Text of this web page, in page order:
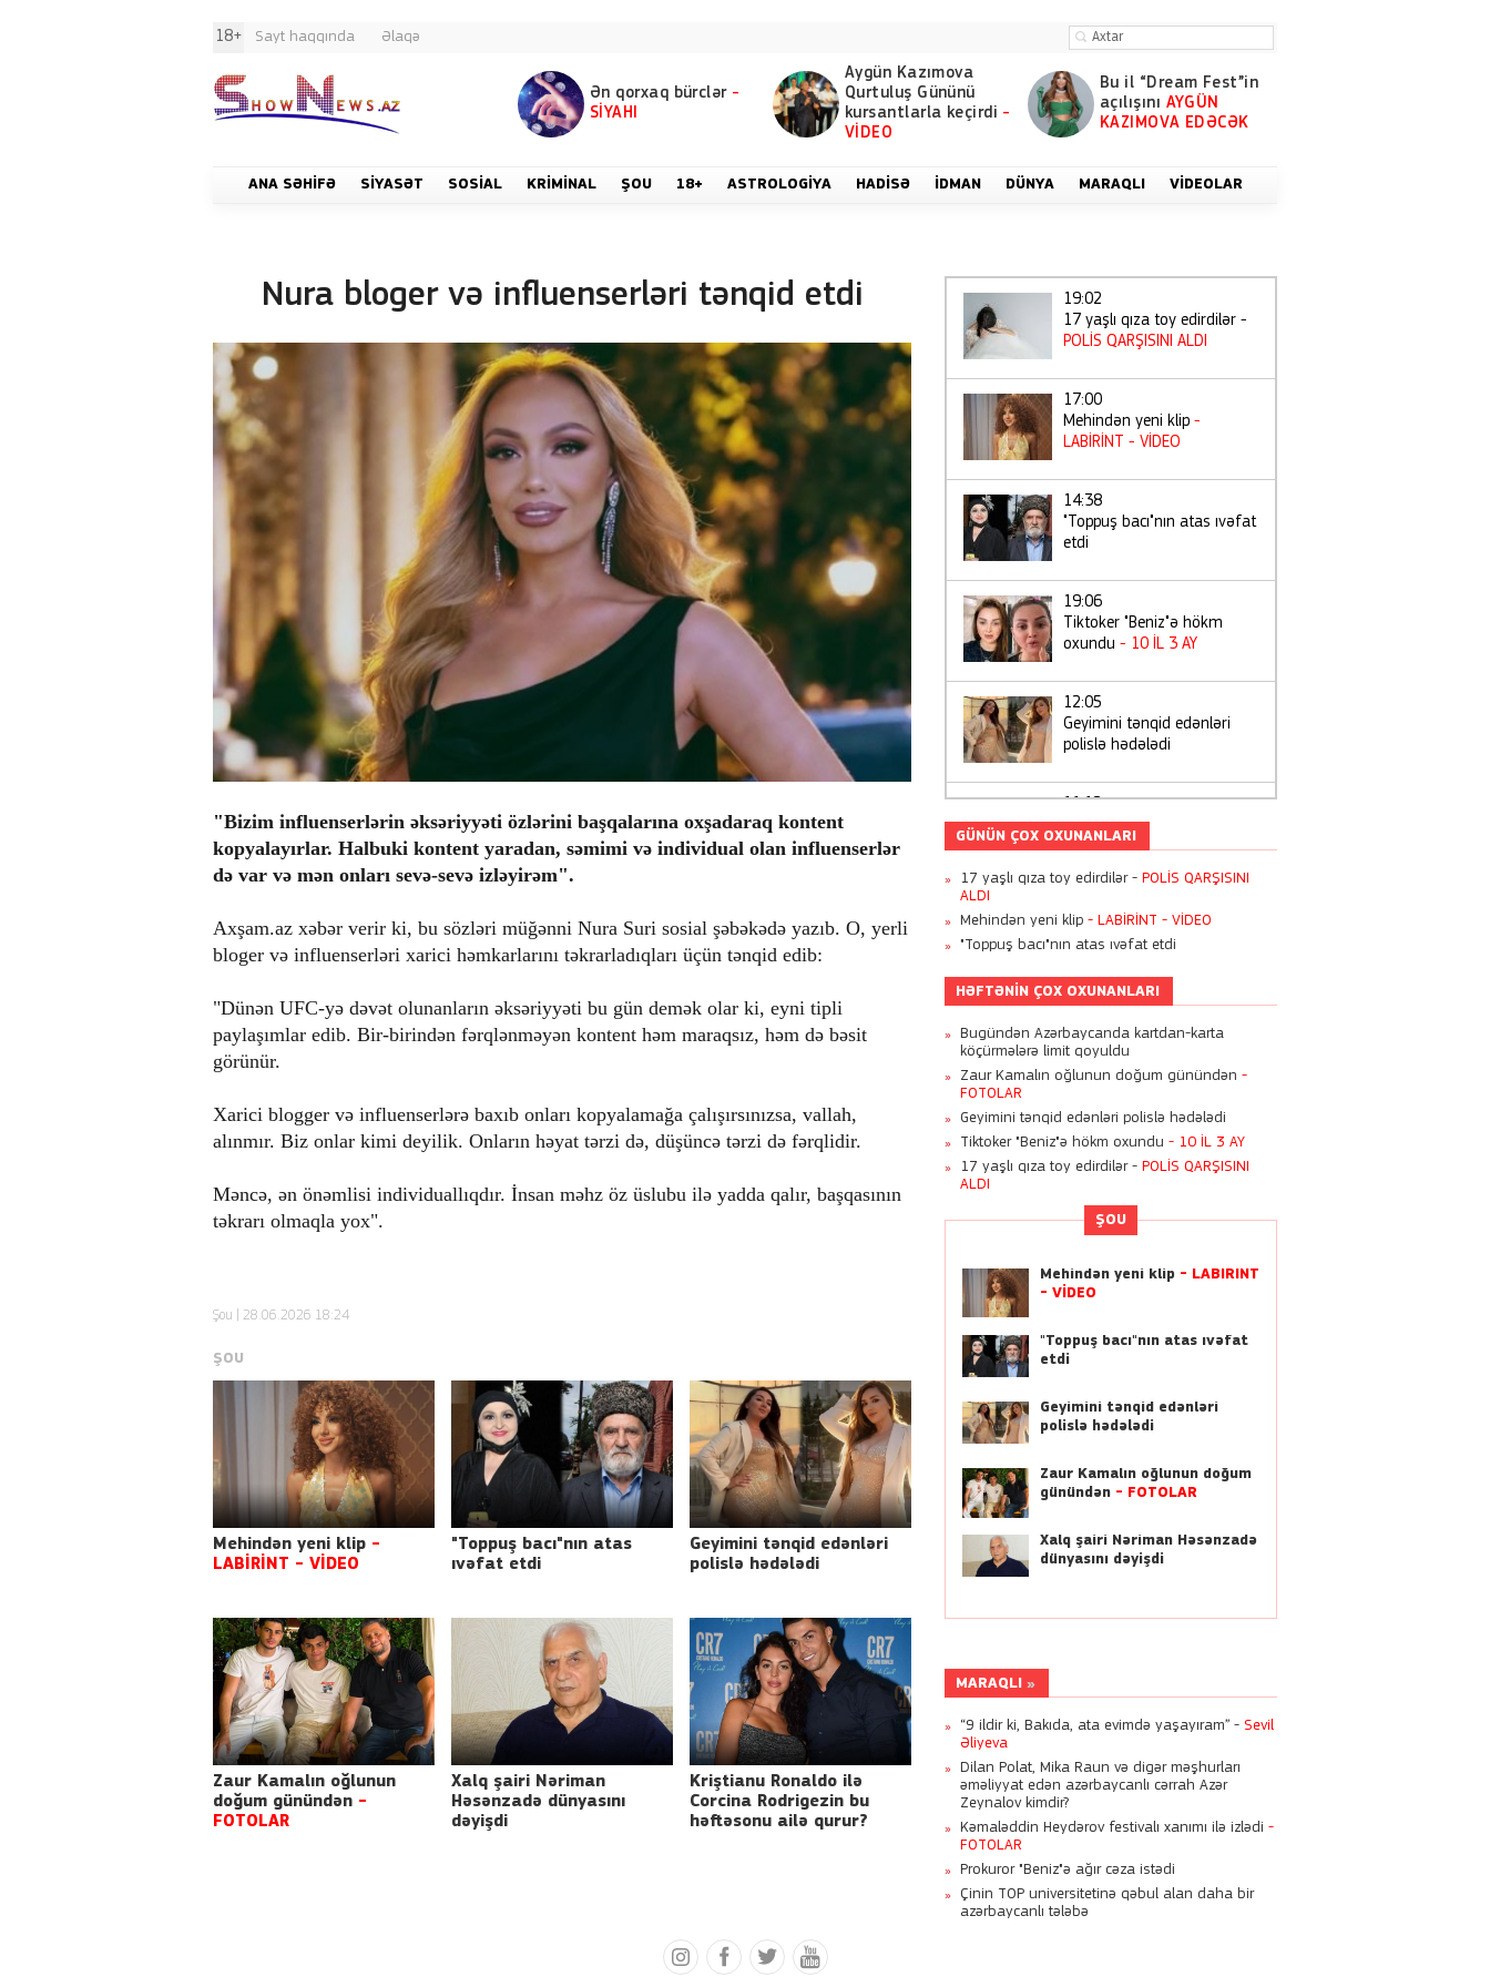
18+ Sayt haqqında Əlaqə
Ən qorxaq bürclər -
SİYAHI
Aygün Kazımova
Qurtuluş Gününü
kursantlarla keçirdi -
VİDEO
Bu il “Dream Fest”in
açılışını AYGÜN
KAZIMOVA EDƏCƏK
ANA SƏHIFƏ SIYASƏT SOSIAL KRIMINAL ŞOU 18+ ASTROLOGIYA HADISƏ İDMAN DÜNYA MARAQLI VIDEOLAR
Nura bloger və influenserləri tənqid etdi
"Bizim influenserlərin əksəriyyəti özlərini başqalarına oxşadaraq kontent
kopyalayırlar. Halbuki kontent yaradan, səmimi və individual olan influenserlər
də var və mən onları sevə-sevə izləyirəm".
Axşam.az xəbər verir ki, bu sözləri müğənni Nura Suri sosial şəbəkədə yazıb. O, yerli
bloger və influenserləri xarici həmkarlarını təkrarladıqları üçün tənqid edib:
"Dünən UFC-yə dəvət olunanların əksəriyyəti bu gün demək olar ki, eyni tipli
paylaşımlar edib. Bir-birindən fərqlənməyən kontent həm maraqsız, həm də bəsit
görünür.
Xarici blogger və influenserlərə baxıb onları kopyalamağa çalışırsınızsa, vallah,
alınmır. Biz onlar kimi deyilik. Onların həyat tərzi də, düşüncə tərzi də fərqlidir.
Məncə, ən önəmlisi individuallıqdır. İnsan məhz öz üslubu ilə yadda qalır, başqasının
təkrarı olmaqla yox".
Şou | 28.06.2026 18:24
ŞOU
Mehindən yeni klip -
LABİRİNT - VİDEO
"Toppuş bacı"nın atas
ıvəfat etdi
Geyimini tənqid edənləri
polislə hədələdi
Zaur Kamalın oğlunun
doğum günündən -
FOTOLAR
Xalq şairi Nəriman
Həsənzadə dünyasını
dəyişdi
Kriştianu Ronaldo ilə
Corcina Rodrigezin bu
həftəsonu ailə qurur?
19:02
17 yaşlı qıza toy edirdilər -
POLİS QARŞISINI ALDI
17:00
Mehindən yeni klip -
LABİRİNT - VİDEO
14:38
"Toppuş bacı"nın atas ıvəfat
etdi
19:06
Tiktoker "Beniz"ə hökm
oxundu - 10 İL 3 AY
12:05
Geyimini tənqid edənləri
polislə hədələdi
11:12
Bugündən Azərbaycanda
kartdan-karta köçürmələrə
limit qoyuldu
22:55
doğum günündən
FOTOLAR
“9 ildir ki, Bakıda, ata
evimdə yaşayıram” -
Əliyeva
10:07
Xalq şairi Nəriman
Həsənzadə dünyasını
01:13
Corcina Rodrigezin bu
həftəsonu ailə qurur?
22:21
Dilan Polat, Mika Raun və
edən azərbaycanlı cərrah
Azər Zeynalov kimdir?
21:46
Hüseyn Həsənov 6 il
15:28
həkimlərə bu cəza verildi
Zirzəmisində ölü döl tapılan
“Vital Hospital”da qanun
pozuntuları aşkarlanıb
23:17
“Ekranda əzilmiş, döyülmüş
qadın görməyi xoşlayırıq"
13:55
Kəmaləddin Heydərov
GÜNÜN ÇOX OXUNANLARI
17 yaşlı qıza toy edirdilər - POLİS QARŞISINI
ALDI
Mehindən yeni klip - LABİRİNT - VİDEO
"Toppuş bacı"nın atas ıvəfat etdi
HƏFTƏNIN ÇOX OXUNANLARI
Bugündən Azərbaycanda kartdan-karta
köçürmələrə limit qoyuldu
Zaur Kamalın oğlunun doğum günündən -
FOTOLAR
Geyimini tənqid edənləri polislə hədələdi
Tiktoker "Beniz"ə hökm oxundu - 10 İL 3 AY
17 yaşlı qıza toy edirdilər - POLİS QARŞISINI
ALDI
ŞOU
Mehindən yeni klip - LABİRİNT
- VİDEO
"Toppuş bacı"nın atas ıvəfat
etdi
Geyimini tənqid edənləri
polislə hədələdi
Zaur Kamalın oğlunun doğum
günündən - FOTOLAR
Xalq şairi Nəriman Həsənzadə
dünyasını dəyişdi
MARAQLI
“9 ildir ki, Bakıda, ata evimdə yaşayıram” - Sevil
Əliyeva
Dilan Polat, Mika Raun və digər məşhurları
əməliyyat edən azərbaycanlı cərrah Azər
Zeynalov kimdir?
Kəmaləddin Heydərov festivalı xanımı ilə izlədi -
FOTOLAR
Prokuror "Beniz"ə ağır cəza istədi
Çinin TOP universitetinə qəbul alan daha bir
azərbaycanlı tələbə